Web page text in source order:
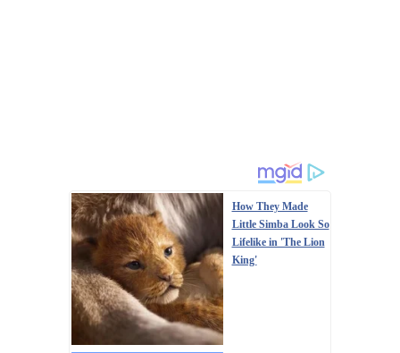
How They Made
Little Simba Look So
Lifelike in 'The Lion
King'